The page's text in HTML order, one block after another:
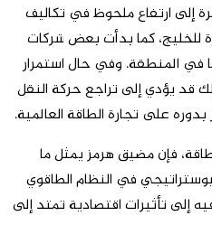
إلى ارتفاع ملحوظ في تكاليف
للخليج، كما بدأت بعض شركات
في المنطقة. وفي حال استمرار
قد يؤدي إلى تراجع حركة النقل
على تجارة الطاقة العالمية.
فإن مضيق هرمز يمثل ما
في النظام الطاقوي
إلى تأثيرات اقتصادية تمتد إلى